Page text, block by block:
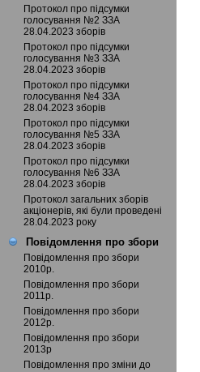
Протокол про підсумки
голосування №2 ЗЗА
28.04.2023 зборів
Протокол про підсумки
голосування №3 ЗЗА
28.04.2023 зборів
Протокол про підсумки
голосування №4 ЗЗА
28.04.2023 зборів
Протокол про підсумки
голосування №5 ЗЗА
28.04.2023 зборів
Протокол про підсумки
голосування №6 ЗЗА
28.04.2023 зборів
Протокол загальних зборів
акціонерів, які були проведені
28.04.2023 року
Повідомлення про збори
Повідомлення про збори
2010р.
Повідомлення про збори
2011р.
Повідомлення про збори
2012р.
Повідомлення про збори
2013р
Повідомлення про зміни до